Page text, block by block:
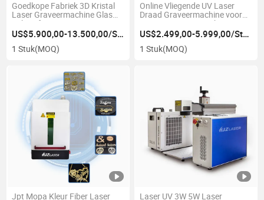
Goedkope Fabriek 3D Kristal
Laser Graveermachine Glas
Subsurface Laser
Graveermachine Prijs
US$5.900,00-13.500,00/Stuk
1 Stuk(MOQ)
Online Vliegende UV Laser
Draad Graveermachine voor
Logo Printen en Markeren
US$2.499,00-5.999,00/Stuk
1 Stuk(MOQ)
Jpt Mopa Kleur Fiber Laser
Laser UV 3W 5W Laser